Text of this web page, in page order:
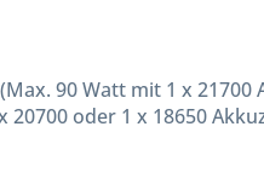
90 Watt mit 1 x 21700
20700 oder 1 x 18650